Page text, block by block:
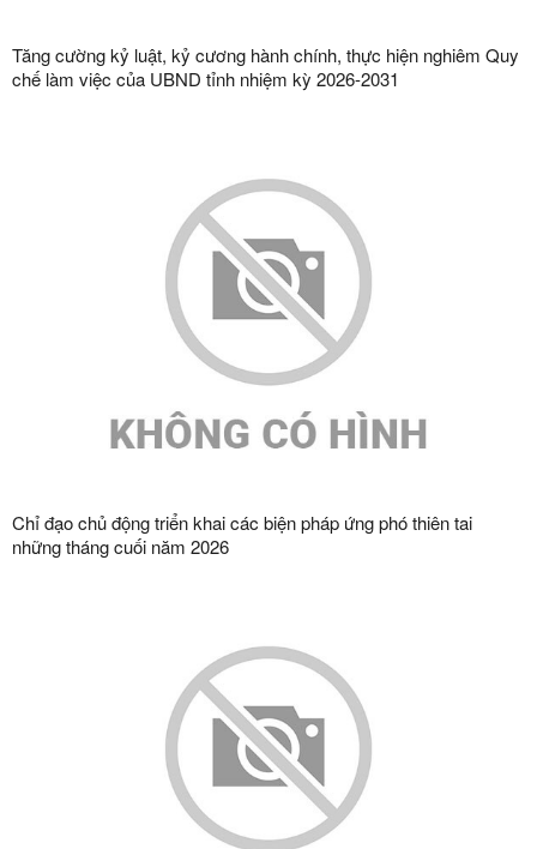
Tăng cường kỷ luật, kỷ cương hành chính, thực hiện nghiêm Quy
chế làm việc của UBND tỉnh nhiệm kỳ 2026-2031
Chỉ đạo chủ động triển khai các biện pháp ứng phó thiên tai
những tháng cuối năm 2026